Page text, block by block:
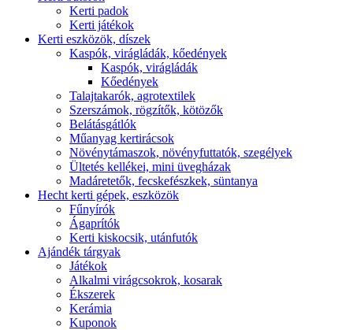
Kerti padok
Kerti játékok
Kerti eszközök, díszek
Kaspók, virágládák, kőedények
Kaspók, virágládák
Kőedények
Talajtakarók, agrotextilek
Szerszámok, rögzítők, kötözők
Belátásgátlók
Műanyag kertirácsok
Növénytámaszok, növényfuttatók, szegélyek
Ültetés kellékei, mini üvegházak
Madáretetők, fecskefészkek, süntanya
Hecht kerti gépek, eszközök
Fűnyírók
Ágaprítók
Kerti kiskocsik, utánfutók
Ajándék tárgyak
Játékok
Alkalmi virágcsokrok, kosarak
Ékszerek
Kerámia
Kuponok